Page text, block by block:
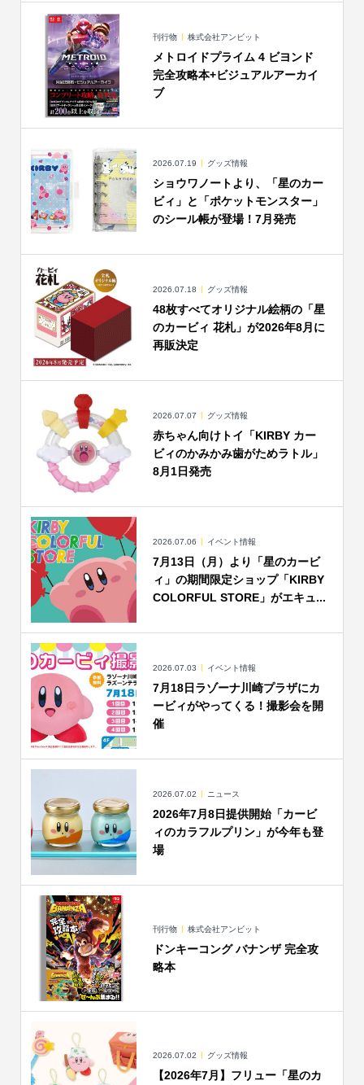
刊行物 株式会社アンビット
メトロイドプライム 4 ビヨンド
完全攻略本+ビジュアルアーカイ
ブ
2026.07.19 グッズ情報
ショウワノートより、「星のカー
ビィ」と「ポケットモンスター」
のシール帳が登場！7月発売
2026.07.18 グッズ情報
48枚すべてオリジナル絵柄の「星
のカービィ 花札」が2026年8月に
再販決定
2026.07.07 グッズ情報
赤ちゃん向けトイ「KIRBY カー
ビィのかみかみ歯がためラトル」
8月1日発売
2026.07.06 イベント情報
7月13日（月）より「星のカービ
ィ」の期間限定ショップ「KIRBY
COLORFUL STORE」がエキュ...
2026.07.03 イベント情報
7月18日ラゾーナ川崎プラザにカ
ービィがやってくる！撮影会を開
催
2026.07.02 ニュース
2026年7月8日提供開始「カービ
ィのカラフルプリン」が今年も登
場
刊行物 株式会社アンビット
ドンキーコング バナンザ 完全攻
略本
2026.07.02 グッズ情報
【2026年7月】フリュー「星のカ